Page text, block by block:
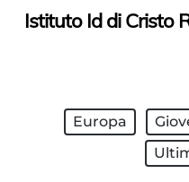
SkipIstituto Id di Cristo
Europa